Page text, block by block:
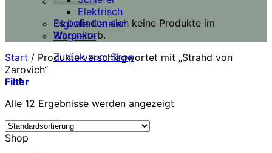
Es befinden sich keine Produkte im
Warenkorb.
Zurück zum Shop
Elektrisch
Digitale Dateien
Blogseite
Start / Produkte verschlagwortet mit „Strahd von
Zarovich“
Filter
Alle 12 Ergebnisse werden angezeigt
Shop